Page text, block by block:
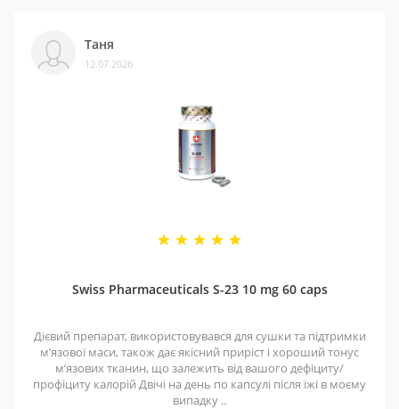
Таня
12.07.2026
Swiss Pharmaceuticals S-23 10 mg 60 caps
Дієвий препарат, використовувався для сушки та підтримки
мʼязової маси, також дає якісний приріст і хороший тонус
мʼязових тканин, що залежить від вашого дефіциту/
профіциту калорій Двічі на день по капсулі після їжі в моєму
випадку ..